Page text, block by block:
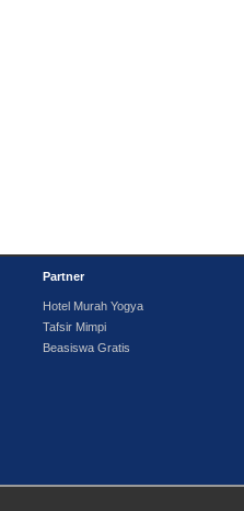
Partner
Hotel Murah Yogya
Tafsir Mimpi
Beasiswa Gratis